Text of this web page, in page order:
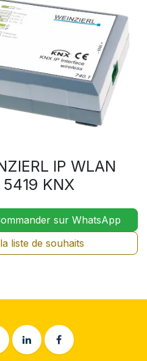
IP WLAN
5419 KNX
sur WhatsApp
liste de souhaits